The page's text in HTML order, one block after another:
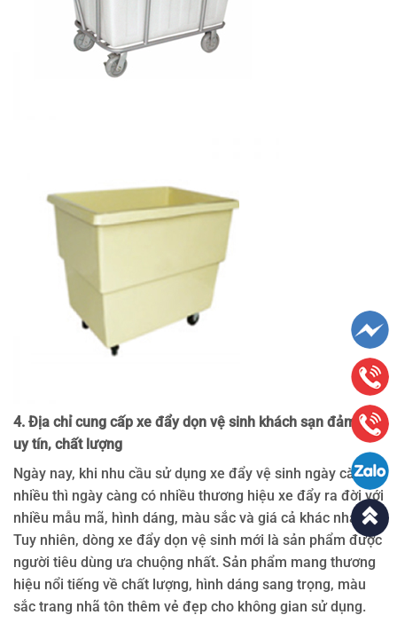
4. Địa chỉ cung cấp xe đẩy dọn vệ sinh khách sạn đảm bảo
uy tín, chất lượng
Ngày nay, khi nhu cầu sử dụng xe đẩy vệ sinh ngày càng
nhiều thì ngày càng có nhiều thương hiệu xe đẩy ra đời với
nhiều mẫu mã, hình dáng, màu sắc và giá cả khác nhau.
Tuy nhiên, dòng xe đẩy dọn vệ sinh mới là sản phẩm được
người tiêu dùng ưa chuộng nhất. Sản phẩm mang thương
hiệu nổi tiếng về chất lượng, hình dáng sang trọng, màu
sắc trang nhã tôn thêm vẻ đẹp cho không gian sử dụng.